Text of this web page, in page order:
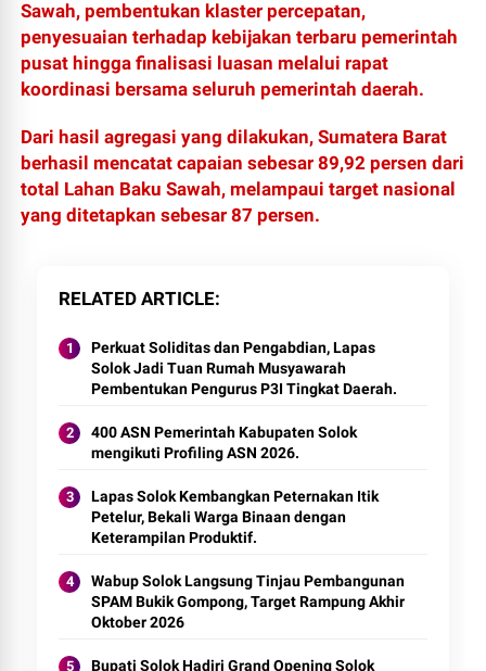
Sawah, pembentukan klaster percepatan,
penyesuaian terhadap kebijakan terbaru pemerintah
pusat hingga finalisasi luasan melalui rapat
koordinasi bersama seluruh pemerintah daerah.
Dari hasil agregasi yang dilakukan, Sumatera Barat
berhasil mencatat capaian sebesar 89,92 persen dari
total Lahan Baku Sawah, melampaui target nasional
yang ditetapkan sebesar 87 persen.
RELATED ARTICLE
Perkuat Soliditas dan Pengabdian, Lapas
Solok Jadi Tuan Rumah Musyawarah
Pembentukan Pengurus P3I Tingkat Daerah.
400 ASN Pemerintah Kabupaten Solok
mengikuti Profiling ASN 2026.
Lapas Solok Kembangkan Peternakan Itik
Petelur, Bekali Warga Binaan dengan
Keterampilan Produktif.
Wabup Solok Langsung Tinjau Pembangunan
SPAM Bukik Gompong, Target Rampung Akhir
Oktober 2026
Bupati Solok Hadiri Grand Opening Solok